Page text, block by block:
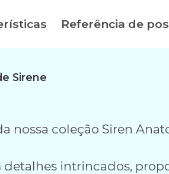
Referência de
Sirene
nossa coleção Siren
intrincados,